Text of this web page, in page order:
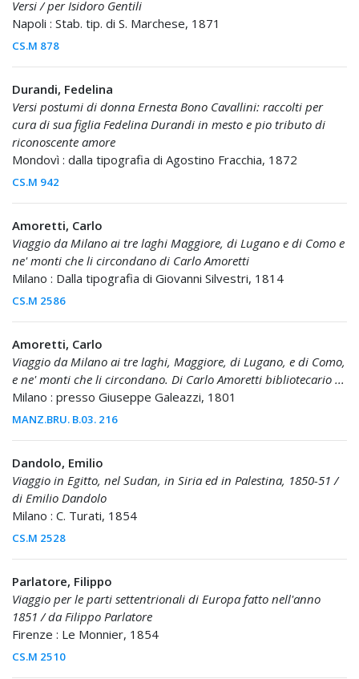
Versi / per Isidoro Gentili
Napoli : Stab. tip. di S. Marchese, 1871
CS.M 878
Durandi, Fedelina
Versi postumi di donna Ernesta Bono Cavallini: raccolti per
cura di sua figlia Fedelina Durandi in mesto e pio tributo di
riconoscente amore
Mondovì : dalla tipografia di Agostino Fracchia, 1872
CS.M 942
Amoretti, Carlo
Viaggio da Milano ai tre laghi Maggiore, di Lugano e di Como e
ne' monti che li circondano di Carlo Amoretti
Milano : Dalla tipografia di Giovanni Silvestri, 1814
CS.M 2586
Amoretti, Carlo
Viaggio da Milano ai tre laghi, Maggiore, di Lugano, e di Como,
e ne' monti che li circondano. Di Carlo Amoretti bibliotecario ...
Milano : presso Giuseppe Galeazzi, 1801
MANZ.BRU. B.03. 216
Dandolo, Emilio
Viaggio in Egitto, nel Sudan, in Siria ed in Palestina, 1850-51 /
di Emilio Dandolo
Milano : C. Turati, 1854
CS.M 2528
Parlatore, Filippo
Viaggio per le parti settentrionali di Europa fatto nell'anno
1851 / da Filippo Parlatore
Firenze : Le Monnier, 1854
CS.M 2510